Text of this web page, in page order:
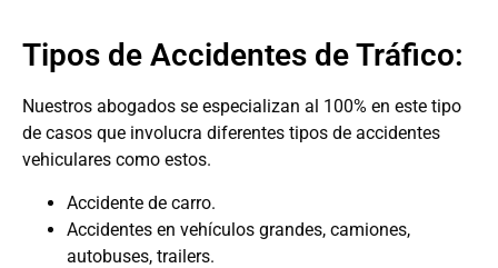
Tipos de Accidentes de Tráfico:
Nuestros abogados se especializan al 100% en este tipo
de casos que involucra diferentes tipos de accidentes
vehiculares como estos.
Accidente de carro.
Accidentes en vehículos grandes, camiones,
autobuses, trailers.